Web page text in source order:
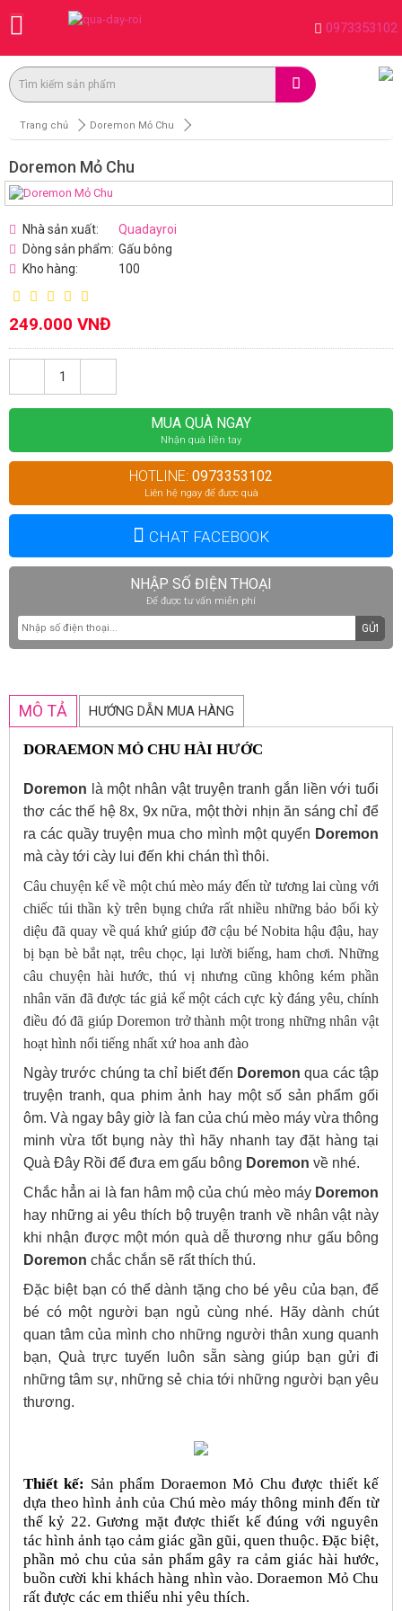
0973353102
Trang chủ Doremon Mỏ Chu
Doremon Mỏ Chu
Nhà sản xuất:
Quadayroi
Dòng sản phẩm: Gấu bông
Kho hàng:
100
249.000 VNĐ
MUA QUÀ NGAY
Nhận quà liền tay
HOTLINE: 0973353102
Liên hệ ngay để được quà
CHAT FACEBOOK
NHẬP SỐ ĐIỆN THOẠI
Để được tư vấn miễn phí
GỬI
MÔ TẢ HƯỚNG DẪN MUA HÀNG
DORAEMON MỎ CHU HÀI HƯỚC
Doremon là một nhân vật truyện tranh gắn liền với tuổi
thơ các thế hệ 8x, 9x nữa, một thời nhịn ăn sáng chỉ để
ra các quầy truyện mua cho mình một quyển Doremon
mà cày tới cày lui đến khi chán thì thôi.
Câu chuyện kể về một chú mèo máy đến từ tương lai cùng với
chiếc túi thần kỳ trên bụng chứa rất nhiều những bảo bối kỳ
diệu đã quay về quá khứ giúp đỡ cậu bé Nobita hậu đậu, hay
bị bạn bè bắt nạt, trêu chọc, lại lười biếng, ham chơi. Những
câu chuyện hài hước, thú vị nhưng cũng không kém phần
nhân văn đã được tác giả kể một cách cực kỳ đáng yêu, chính
điều đó đã giúp Doremon trở thành một trong những nhân vật
hoạt hình nổi tiếng nhất xứ hoa anh đào
Ngày trước chúng ta chỉ biết đến Doremon qua các tập
truyện tranh, qua phim ảnh hay một số sản phẩm gối
ôm. Và ngay bây giờ là fan của chú mèo máy vừa thông
minh vừa tốt bụng này thì hãy nhanh tay đặt hàng tại
Quà Đây Rồi để đưa em gấu bông Doremon về nhé.
Chắc hẳn ai là fan hâm mộ của chú mèo máy Doremon
hay những ai yêu thích bộ truyện tranh về nhân vật này
khi nhận được một món quà dễ thương như gấu bông
Doremon chắc chắn sẽ rất thích thú.
Đặc biệt bạn có thể dành tặng cho bé yêu của bạn, để
bé có một người bạn ngủ cùng nhé. Hãy dành chút
quan tâm của mình cho những người thân xung quanh
bạn, Quà trực tuyến luôn sẵn sàng giúp bạn gửi đi
những tâm sự, những sẻ chia tới những người bạn yêu
thương.
Thiết kế: Sản phẩm Doraemon Mỏ Chu được thiết kế
dựa theo hình ảnh của Chú mèo máy thông minh đến từ
thế kỷ 22. Gương mặt được thiết kế đúng với nguyên
tác hình ảnh tạo cảm giác gần gũi, quen thuộc. Đặc biệt,
phần mỏ chu của sản phẩm gây ra cảm giác hài hước,
buồn cười khi khách hàng nhìn vào. Doraemon Mỏ Chu
rất được các em thiếu nhi yêu thích.